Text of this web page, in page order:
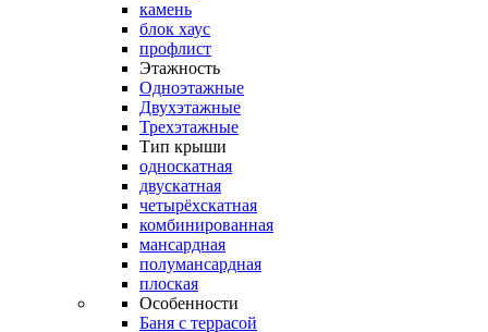
камень
блок хаус
профлист
Этажность
Одноэтажные
Двухэтажные
Трехэтажные
Тип крыши
односкатная
двускатная
четырёхскатная
комбинированная
мансардная
полумансардная
плоская
Особенности
Баня с террасой